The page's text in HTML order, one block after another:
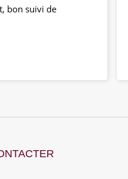
bon suivi de